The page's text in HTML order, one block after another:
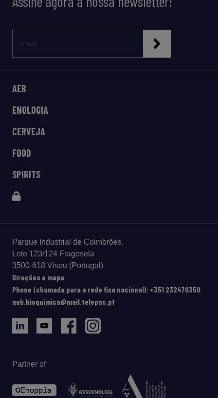
AEB
ENOLOGIA
CERVEJA
FOOD
SPIRITS
Parque Industrial de Coimbrões,
Lote 123/124 Fragosela
3500-618 Viseu (Portugal)
Direções e mapa
Phone (chamada para a rede fixa nacional): +351 232470350
aeb.bioquimica@mail.telepac.pt
Partner of